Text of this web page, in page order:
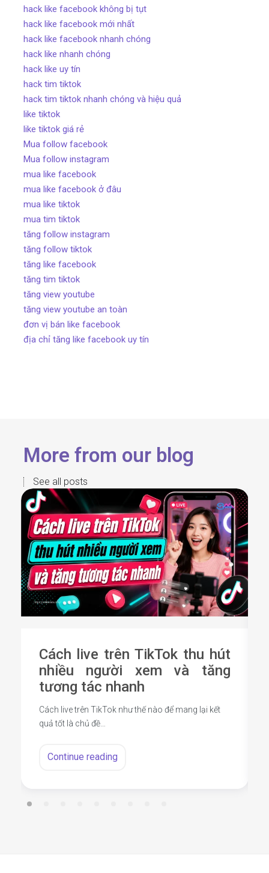
hack like facebook không bị tụt
hack like facebook mới nhất
hack like facebook nhanh chóng
hack like nhanh chóng
hack like uy tín
hack tim tiktok
hack tim tiktok nhanh chóng và hiệu quả
like tiktok
like tiktok giá rẻ
Mua follow facebook
Mua follow instagram
mua like facebook
mua like facebook ở đâu
mua like tiktok
mua tim tiktok
tăng follow instagram
tăng follow tiktok
tăng like facebook
tăng tim tiktok
tăng view youtube
tăng view youtube an toàn
đơn vị bán like facebook
địa chỉ tăng like facebook uy tín
More from our blog
See all posts
Cách live trên TikTok thu hút
nhiều người xem và tăng
tương tác nhanh
Cách live trên TikTok như thế nào để mang lại kết
quả tốt là chủ đề…
Continue reading